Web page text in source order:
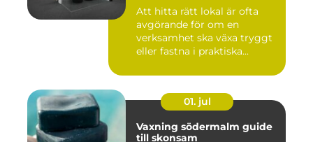
Att hitta rätt lokal är ofta
avgörande för om en
verksamhet ska växa tryggt
eller fastna i praktiska...
01. jul
Vaxning södermalm guide
till skonsam